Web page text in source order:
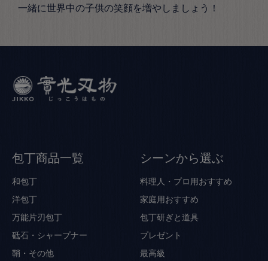
一緒に世界中の子供の笑顔を増やしましょう！
包丁商品一覧
和包丁
洋包丁
万能片刃包丁
砥石・シャープナー
鞘・その他
シーンから選ぶ
料理人・プロ用おすすめ
家庭用おすすめ
包丁研ぎと道具
プレゼント
最高級